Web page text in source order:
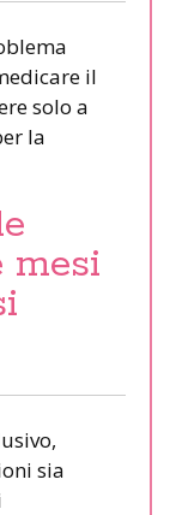
il
solo a
la
mesi
sia